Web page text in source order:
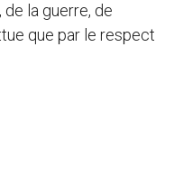
la guerre, de
que par le respect